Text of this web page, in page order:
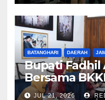
BATANGHARI DAERAH
Bupati Fadhil
Bersama
Jambi
JUL 21, 2026